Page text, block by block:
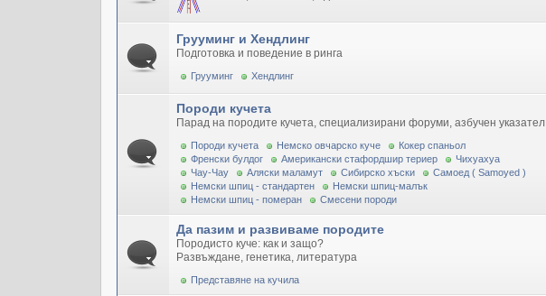
Грууминг и Хендлинг
Подготовка и поведение в ринга
Грууминг Хендлинг
Породи кучета
Парад на породите кучета, специализирани форуми, азбучен указател
Породи кучета Немско овчарско куче
Кокер спаньол
Френски булдог
Американски стафордшир териер
Чихуахуа
Чау-Чау
Аляски маламут Сибирско хъски
Самоед ( Samoyed )
Немски шпиц - стандартен
Немски шпиц-малък
Немски шпиц - померан
Смесени породи
Да пазим и развиваме породите
Породисто куче: как и защо?
Развъждане, генетика, литература
Представяне на кучила